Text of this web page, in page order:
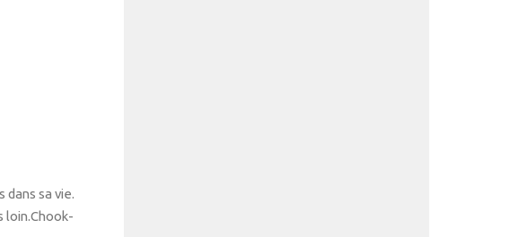
dans sa vie.
loin.Chook-